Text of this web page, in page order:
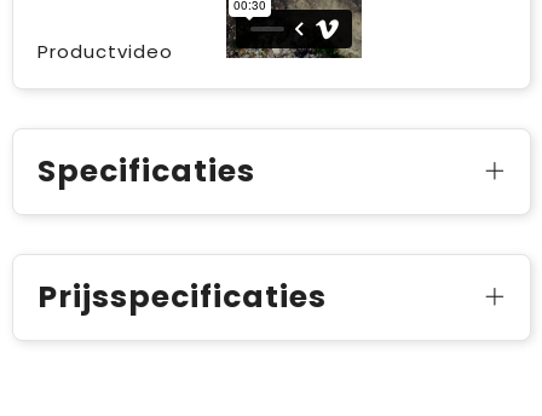
Productvideo
Specificaties
Prijsspecificaties